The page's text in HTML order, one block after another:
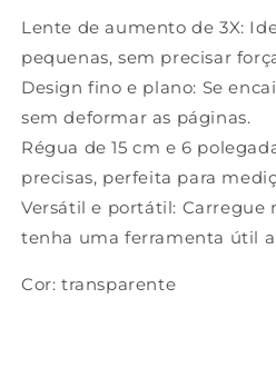
Lente de aumento de 3X:
pequenas, sem precisar
Design fino e plano: Se
sem deformar as páginas.
Régua de 15 cm e 6
precisas, perfeita para
Versátil e portátil: Carregue
tenha uma ferramenta útil
Cor: transparente